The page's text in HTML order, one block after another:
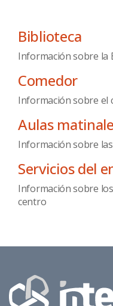
Biblioteca
Información sobre la
Comedor
Información sobre el
Aulas
Información sobre
Servicios del
Información sobre
centro